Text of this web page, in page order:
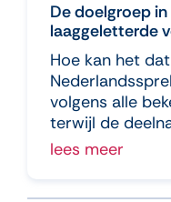
De doelgroep
laaggeletterde
Hoe kan het
volgens alle
terwijl de
lees meer